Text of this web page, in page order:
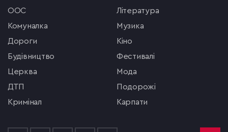
ООС
комуналка
Дороги
будівництво
церква
ДТП
кримінал
література
музика
кіно
фестивалі
мода
подорожі
Карпати